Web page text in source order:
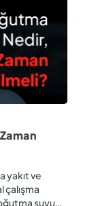
yakıt ve
suyu